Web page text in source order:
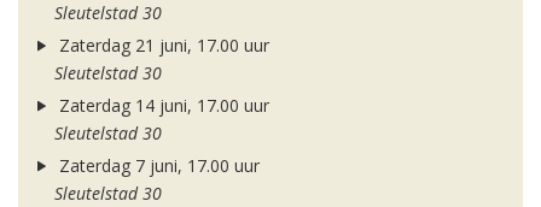
Sleutelstad 30
Zaterdag 21 juni, 17.00 uur
Sleutelstad 30
Zaterdag 14 juni, 17.00 uur
Sleutelstad 30
Zaterdag 7 juni, 17.00 uur
Sleutelstad 30